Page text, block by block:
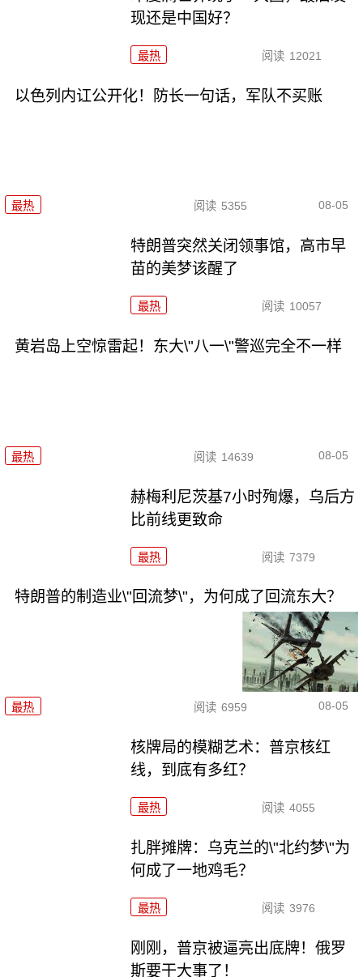
现还是中国好？
最热 阅读 12021
以色列内讧公开化！防长一句话，军队不买账
最热 阅读 5355 08-05
特朗普突然关闭领事馆，高市早
苗的美梦该醒了
最热 阅读 10057
黄岩岛上空惊雷起！东大\"八一\"警巡完全不一样
最热 阅读 14639 08-05
赫梅利尼茨基7小时殉爆，乌后方
比前线更致命
最热 阅读 7379
特朗普的制造业\"回流梦\"，为何成了回流东大？
最热 阅读 6959 08-05
核牌局的模糊艺术：普京核红
线，到底有多红？
最热 阅读 4055
扎胖摊牌：乌克兰的\"北约梦\"为
何成了一地鸡毛？
最热 阅读 3976
刚刚，普京被逼亮出底牌！俄罗
斯要干大事了！